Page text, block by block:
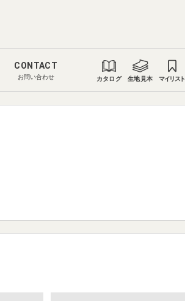
CONTACT
お問い合わせ カタログ 生地見本 マイリスト